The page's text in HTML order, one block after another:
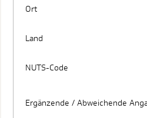
Ort
Land
NUTS-Code
Ergänzende / Abweichende